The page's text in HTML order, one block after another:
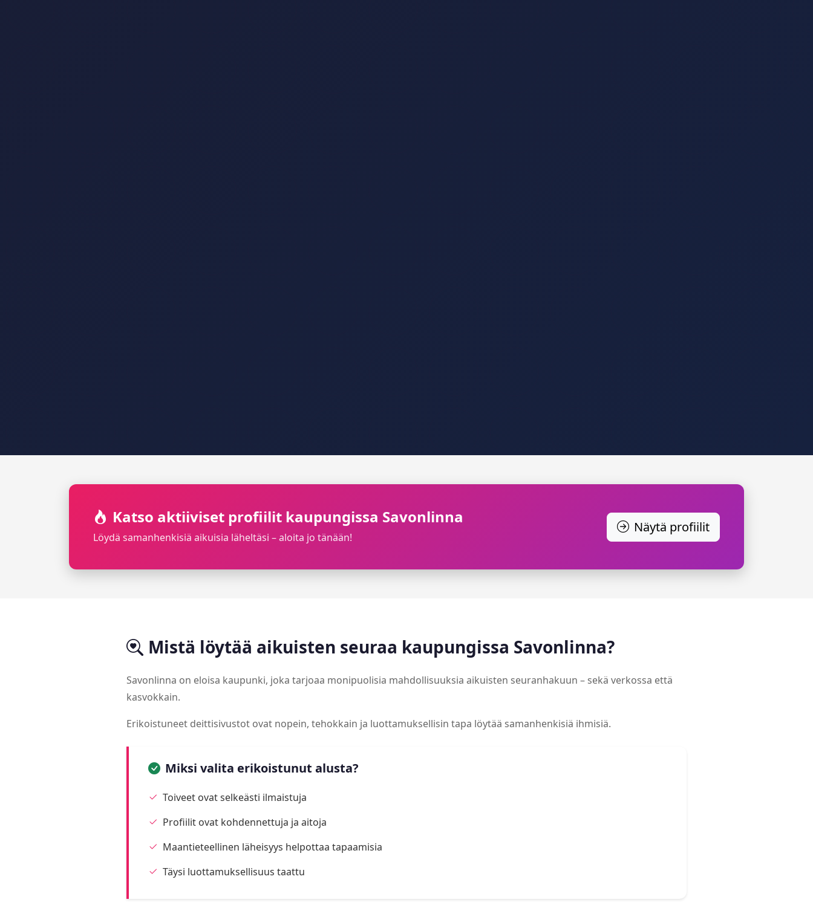
Katso aktiiviset profiilit kaupungissa Savonlinna
Löydä samanhenkisiä aikuisia läheltäsi – aloita jo tänään!
Näytä profiilit
Mistä löytää aikuisten seuraa kaupungissa Savonlinna?
Savonlinna on eloisa kaupunki, joka tarjoaa monipuolisia mahdollisuuksia aikuisten seuranhakuun – sekä verkossa että
kasvokkain.
Erikoistuneet deittisivustot ovat nopein, tehokkain ja luottamuksellisin tapa löytää samanhenkisiä ihmisiä.
Miksi valita erikoistunut alusta?
Toiveet ovat selkeästi ilmaistuja
Profiilit ovat kohdennettuja ja aitoja
Maantieteellinen läheisyys helpottaa tapaamisia
Täysi luottamuksellisuus taattu